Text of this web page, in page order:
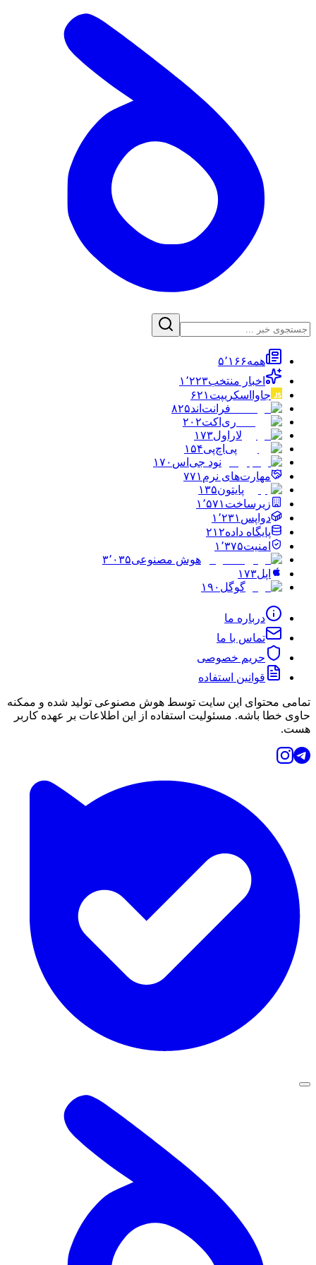
همه۵٬۱۶۶
اخبار منتخب۱٬۲۲۳
جاوااسکریپت ۶۲۱
فرانت‌اند۸۲۵
ری‌اکت۲۰۲
لاراول۱۷۳
پی‌اچ‌پی۱۵۴
نود جی‌اس ۱۷۰
مهارت‌های نرم ۷۷۱
پایتون۱۳۵
زیرساخت ۱٬۵۷۱
دواپس ۱٬۲۳۱
پایگاه داده۲۱۲
امنیت۱٬۳۷۵
هوش مصنوعی۳٬۰۳۵
اپل۱۷۳
گوگل ۱۹۰
درباره ما
تماس با ما
حریم خصوصی
قوانین استفاده
تمامی محتوای این سایت توسط هوش مصنوعی تولید شده و ممکنه
حاوی خطا باشه. مسئولیت استفاده از این اطلاعات بر عهده کاربر
هست.